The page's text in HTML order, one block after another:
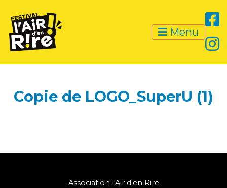
Menu
Copie de LOGO_SuperU (1)
Association l'Air d'en Rire